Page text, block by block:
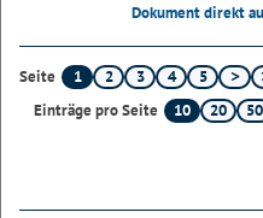
Dokument direkt
Seite 1 2 3 4
5
Einträge pro Seite
10 20 50